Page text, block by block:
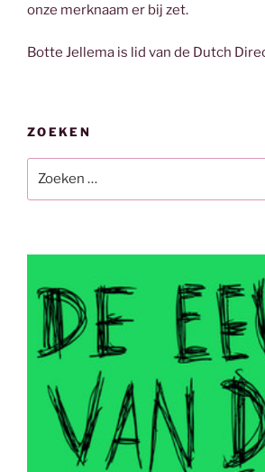
onze merknaam er bij zet.
Botte Jellema is lid van de Dutch
ZOEKEN
naar: